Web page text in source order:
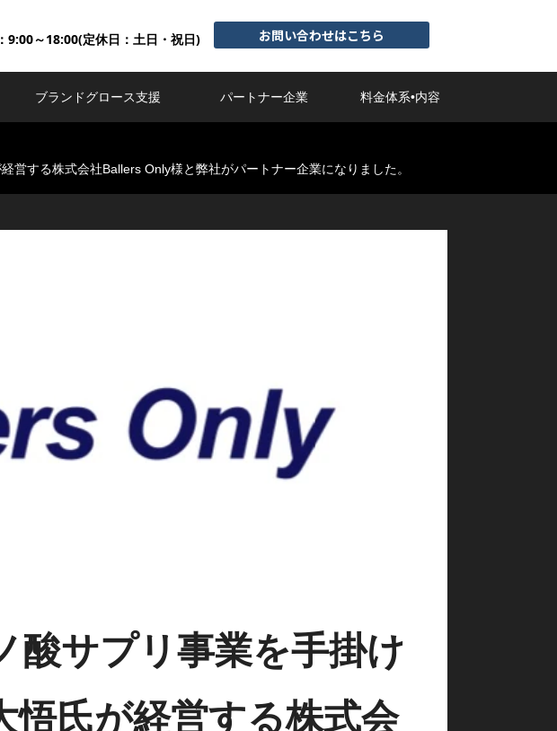
9:00～18:00(定休日：土日・祝日) お問い合わせはこちら
ブランドグロース支援 パートナー企業 料金体系•内容
する株式会社Ballers Only様と弊社がパートナー企業になりました。
酸サプリ事業を手掛け
悟氏が経営する株式会